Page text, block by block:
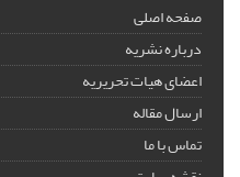
صفحه اصلی
درباره نشریه
اعضای هیات تحریریه
ارسال مقاله
تماس با ما